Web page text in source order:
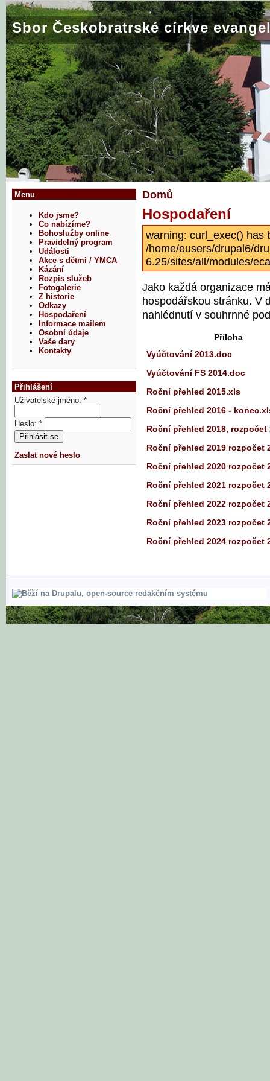
Sbor Českobratrské církve
Domů
Hospodaření
warning: curl_exec() has
/home/eusers/drupal6/
6.25/sites/all/modules/
Jako každá organizace
hospodářskou stránku. V
nahlédnutí v souhrnné
Příloha
Vyúčtování 2013.doc
Vyúčtování FS 2014.doc
Roční přehled 2015.xls
Roční přehled 2016 -
Roční přehled 2018, rozpočet
Roční přehled 2019 rozpočet
Roční přehled 2020 rozpočet
Roční přehled 2021 rozpočet
Roční přehled 2022 rozpočet
Roční přehled 2023 rozpočet
Roční přehled 2024 rozpočet
Menu
Kdo jsme?
Co nabízíme?
Bohoslužby online
Pravidelný program
Události
Akce s dětmi / YMCA
Kázání
Rozpis služeb
Fotogalerie
Z historie
Odkazy
Hospodaření
Informace mailem
Osobní údaje
Vaše dary
Kontakty
Přihlášení
Uživatelské jméno: *
Heslo: *
Zaslat nové heslo